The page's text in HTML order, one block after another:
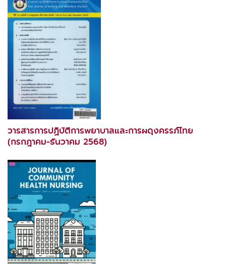
วารสารการปฏิบัติการพยาบาลและการผดุงครรภ์ไทย
(กรกฎาคม-ธันวาคม 2568)